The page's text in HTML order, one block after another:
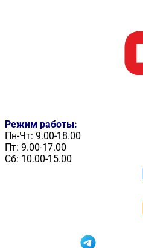
Режим работы:
Пн-Чт: 9.00-18.00
Пт: 9.00-17.00
Сб: 10.00-15.00